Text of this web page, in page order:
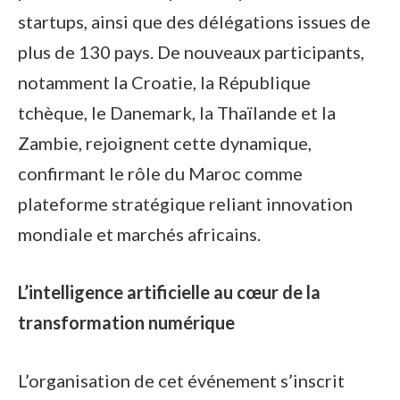
startups, ainsi que des délégations issues de
plus de 130 pays. De nouveaux participants,
notamment la Croatie, la République
tchèque, le Danemark, la Thaïlande et la
Zambie, rejoignent cette dynamique,
confirmant le rôle du Maroc comme
plateforme stratégique reliant innovation
mondiale et marchés africains.
L’intelligence artificielle au cœur de la
transformation numérique
L’organisation de cet événement s’inscrit